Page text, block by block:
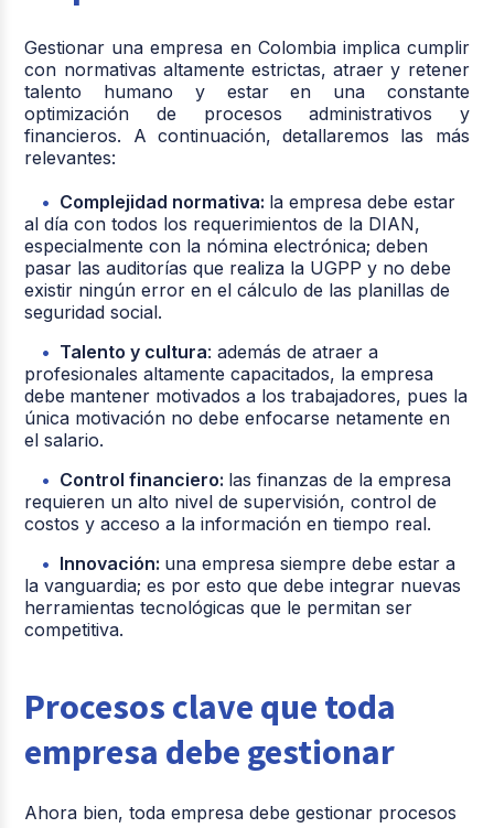
Gestionar una empresa en Colombia implica cumplir
con normativas altamente estrictas, atraer y retener
talento humano y estar en una constante
optimización de procesos administrativos y
financieros. A continuación, detallaremos las más
relevantes:
Complejidad normativa: la empresa debe estar
al día con todos los requerimientos de la DIAN,
especialmente con la nómina electrónica; deben
pasar las auditorías que realiza la UGPP y no debe
existir ningún error en el cálculo de las planillas de
seguridad social.
Talento y cultura: además de atraer a
profesionales altamente capacitados, la empresa
debe mantener motivados a los trabajadores, pues la
única motivación no debe enfocarse netamente en
el salario.
Control financiero: las finanzas de la empresa
requieren un alto nivel de supervisión, control de
costos y acceso a la información en tiempo real.
Innovación: una empresa siempre debe estar a
la vanguardia; es por esto que debe integrar nuevas
herramientas tecnológicas que le permitan ser
competitiva.
Procesos clave que toda
empresa debe gestionar
Ahora bien, toda empresa debe gestionar procesos